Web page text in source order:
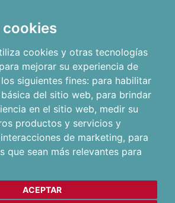
cookies y otras tecnologías
mejorar su experiencia de
siguientes fines: para habilitar
del sitio web, para brindar
en el sitio web, medir su
productos y servicios y
de marketing, para
que sean más relevantes para
ACEPTAR